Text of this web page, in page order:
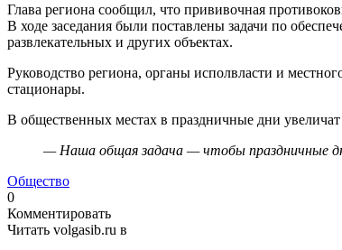
Глава региона сообщил, что прививочная
В ходе заседания были поставлены задачи по
развлекательных и других объектах.
Руководство региона, органы исполвласти и
стационары.
В общественных местах в праздничные дни
— Наша общая задача — чтобы праздничные дни
Общество
0
Комментировать
Читать volgasib.ru в